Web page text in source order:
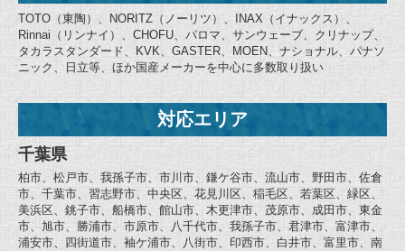
TOTO（東陶）、NORITZ（ノーリツ）、INAX（イナックス）、
Rinnai（リンナイ）、CHOFU、パロマ、サンウェーブ、クリナップ、
タカラスタンダード、KVK、GASTER、MOEN、ナショナル、パナソ
ニック、日立等、ほか国産メーカーを中心に多数取り扱い
対応エリア
千葉県
柏市、松戸市、我孫子市、市川市、鎌ケ谷市、流山市、野田市、佐倉
市、千葉市、習志野市、中央区、花見川区、稲毛区、若葉区、緑区、
美浜区、銚子市、船橋市、館山市、木更津市、茂原市、成田市、東金
市、旭市、勝浦市、市原市、八千代市、我孫子市、君津市、富津市、
浦安市、四街道市、袖ケ浦市、八街市、印西市、白井市、富里市、南